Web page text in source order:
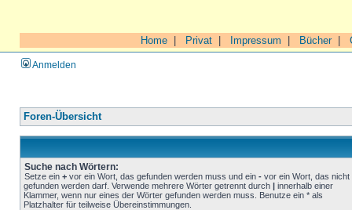
Home Privat Impressum Bücher|
Anmelden
Foren-Übersicht
Suche nach Wörtern:
Setze ein + vor ein Wort, das gefunden werden muss und ein - vor ein Wort, das nicht
gefunden werden darf. Verwende mehrere Wörter getrennt durch | innerhalb einer
Klammer, wenn nur eines der Wörter gefunden werden muss. Benutze ein * als
Platzhalter für teilweise Übereinstimmungen.